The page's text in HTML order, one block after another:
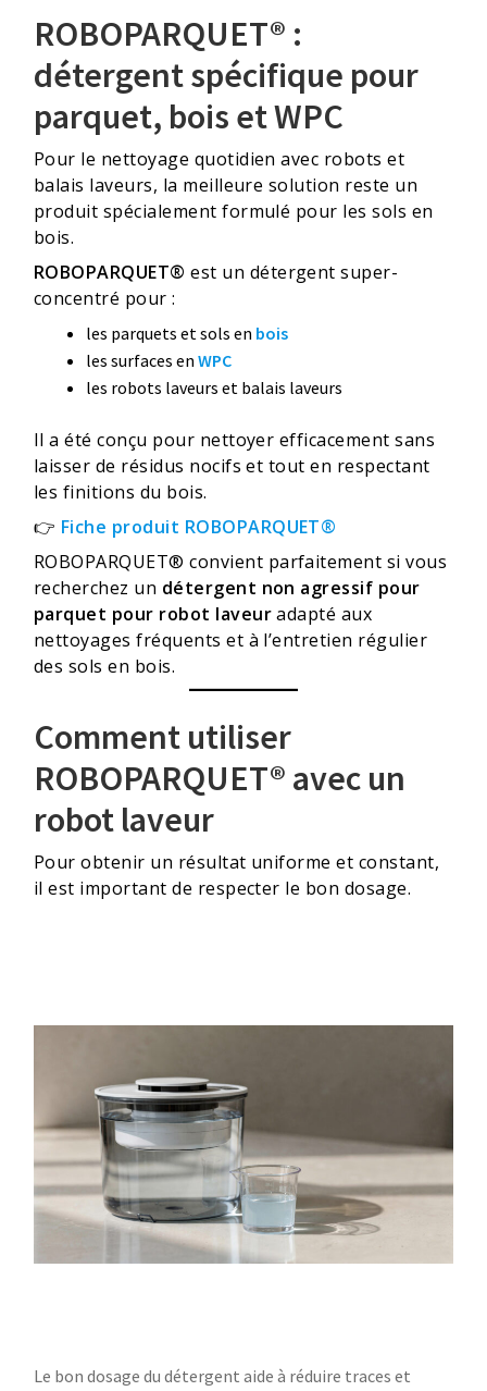
ROBOPARQUET® :
détergent spécifique pour
parquet, bois et WPC
Pour le nettoyage quotidien avec robots et
balais laveurs, la meilleure solution reste un
produit spécialement formulé pour les sols en
bois.
ROBOPARQUET® est un détergent super-
concentré pour :
les parquets et sols en bois
les surfaces en WPC
les robots laveurs et balais laveurs
Il a été conçu pour nettoyer efficacement sans
laisser de résidus nocifs et tout en respectant
les finitions du bois.
👉 Fiche produit ROBOPARQUET®
ROBOPARQUET® convient parfaitement si vous
recherchez un détergent non agressif pour
parquet pour robot laveuradapté aux
nettoyages fréquents et à l’entretien régulier
des sols en bois.
Comment utiliser
ROBOPARQUET® avec un
robot laveur
Pour obtenir un résultat uniforme et constant,
il est important de respecter le bon dosage.
Le bon dosage du détergent aide à réduire traces et